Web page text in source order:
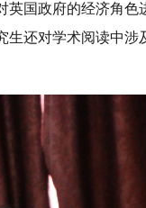
国政府的经济角色
还对学术阅读中涉